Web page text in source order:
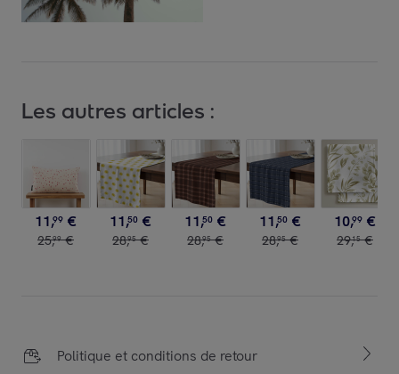
Les autres articles :
11,99 €
25,99 €
11,50 €
28,95 €
11,50 €
28,95 €
11,50 €
28,95 €
10,99 €
29,15 €
Politique et conditions de retour